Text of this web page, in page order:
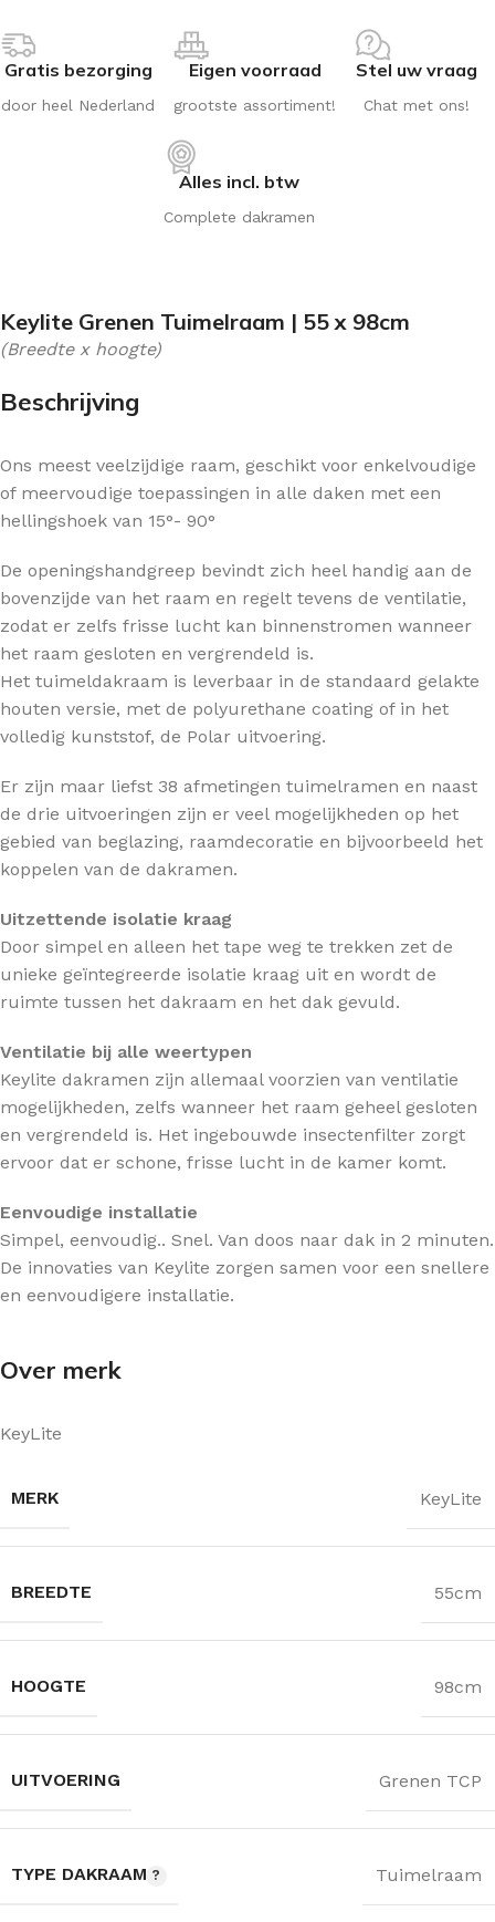
Gratis bezorging
door heel Nederland
Eigen voorraad
grootste assortiment!
Stel uw vraag
Chat met ons!
Alles incl. btw
Complete dakramen
Keylite Grenen Tuimelraam | 55 x 98cm
(Breedte x hoogte)
Beschrijving
Ons meest veelzijdige raam, geschikt voor enkelvoudige
of meervoudige toepassingen in alle daken met een
hellingshoek van 15°- 90°
De openingshandgreep bevindt zich heel handig aan de
bovenzijde van het raam en regelt tevens de ventilatie,
zodat er zelfs frisse lucht kan binnenstromen wanneer
het raam gesloten en vergrendeld is.
Het tuimeldakraam is leverbaar in de standaard gelakte
houten versie, met de polyurethane coating of in het
volledig kunststof, de Polar uitvoering.
Er zijn maar liefst 38 afmetingen tuimelramen en naast
de drie uitvoeringen zijn er veel mogelijkheden op het
gebied van beglazing, raamdecoratie en bijvoorbeeld het
koppelen van de dakramen.
Uitzettende isolatie kraag
Door simpel en alleen het tape weg te trekken zet de
unieke geïntegreerde isolatie kraag uit en wordt de
ruimte tussen het dakraam en het dak gevuld.
Ventilatie bij alle weertypen
Keylite dakramen zijn allemaal voorzien van ventilatie
mogelijkheden, zelfs wanneer het raam geheel gesloten
en vergrendeld is. Het ingebouwde insectenfilter zorgt
ervoor dat er schone, frisse lucht in de kamer komt.
Eenvoudige installatie
Simpel, eenvoudig.. Snel. Van doos naar dak in 2 minuten.
De innovaties van Keylite zorgen samen voor een snellere
en eenvoudigere installatie.
Over merk
KeyLite
MERK KeyLite
BREEDTE 55cm
HOOGTE 98cm
UITVOERING Grenen TCP
TYPE DAKRAAM Tuimelraam